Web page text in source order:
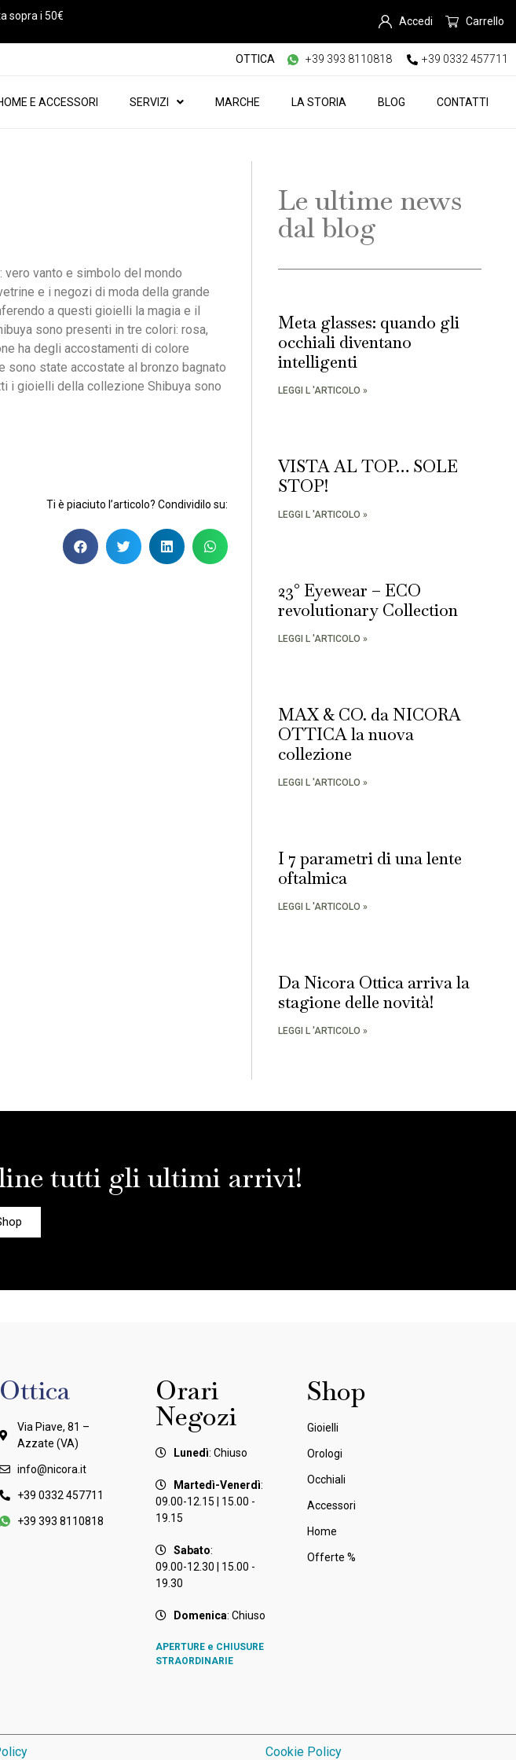
sopra i 50€ Accedi Carrello
OTTICA +39 393 8110818 +39 0332 457711
E ACCESSORI SERVIZI MARCHE LA STORIA BLOG CONTATTI
vero vanto e simbolo del mondo
e i negozi di moda della grande
a questi gioielli la magia e il
sono presenti in tre colori: rosa,
ha degli accostamenti di colore
sono state accostate al bronzo bagnato
i gioielli della collezione Shibuya sono
Ti è piaciuto l’articolo? Condividilo su:
Le ultime news
dal blog
Meta glasses: quando gli
occhiali diventano
intelligenti
LEGGI L 'ARTICOLO »
VISTA AL TOP… SOLE
STOP!
LEGGI L 'ARTICOLO »
23° Eyewear – ECO
revolutionary Collection
LEGGI L 'ARTICOLO »
MAX & CO. da NICORA
OTTICA la nuova
collezione
LEGGI L 'ARTICOLO »
I 7 parametri di una lente
oftalmica
LEGGI L 'ARTICOLO »
Da Nicora Ottica arriva la
stagione delle novità!
LEGGI L 'ARTICOLO »
tutti gli ultimi arrivi!
Ottica
Via Piave, 81 –
Azzate (VA)
info@nicora.it
+39 0332 457711
+39 393 8110818
Orari
Negozi
Lunedì: Chiuso
Martedì-Venerdì:
09.00-12.15 | 15.00 -
19.15
Sabato:
09.00-12.30 | 15.00 -
19.30
Domenica: Chiuso
APERTURE e CHIUSURE
STRAORDINARIE
Shop
Gioielli
Orologi
Occhiali
Accessori
Home
Offerte %
Cookie Policy